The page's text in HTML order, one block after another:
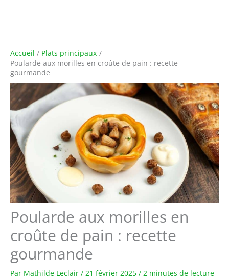
Accueil
Plats principaux
Poularde aux morilles en croûte de pain : recette
gourmande
Poularde aux morilles en
croûte de pain : recette
gourmande
Par Mathilde Leclair / 21 février 2025 / 2 minutes de lecture